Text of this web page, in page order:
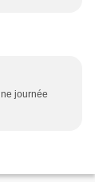
journée